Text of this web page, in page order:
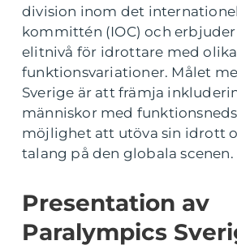
division inom det
kommittén (IOC) och
elitnivå för idrottare med olika
funktionsvariationer. Målet
Sverige är att främja
människor med
möjlighet att utöva sin idrott
talang på den globala scenen.
Presentation av
Paralympics